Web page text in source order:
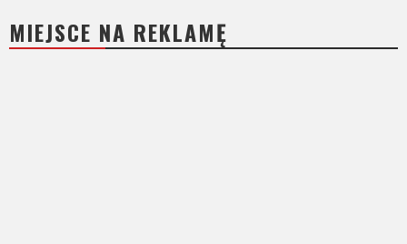
MIEJSCE NA REKLAMĘ